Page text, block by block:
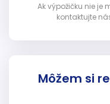
Ak výpožičku nie je
kontaktujte
Môžem si